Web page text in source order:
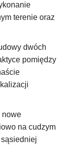
terenie oraz
dwóch
pomiędzy
nowe
na cudzym